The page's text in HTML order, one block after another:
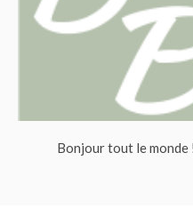
Bonjour tout le monde !